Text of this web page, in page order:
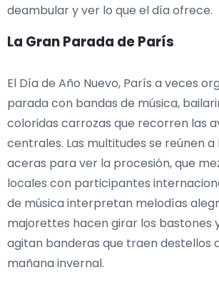
deambular y ver lo que el día ofrece.
La Gran Parada de París
El Día de Año Nuevo, París a veces
parada con bandas de música,
coloridas carrozas que recorren las
centrales. Las multitudes se reúnen a
aceras para ver la procesión, que
locales con participantes
de música interpretan melodías
majorettes hacen girar los bastones
agitan banderas que traen destellos
mañana invernal.